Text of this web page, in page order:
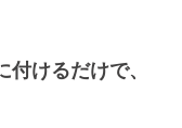
けるだけで、